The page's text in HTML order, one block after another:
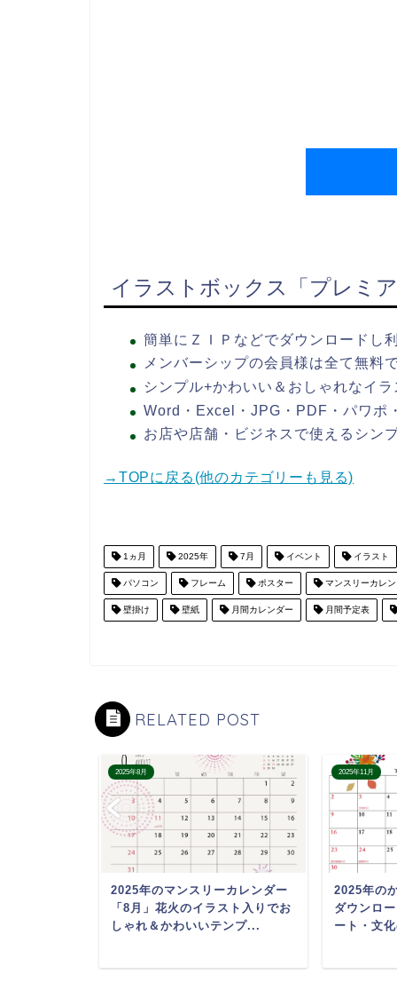
イラストボックス「プレミ
簡単にＺＩＰなどでダウンロードし
メンバーシップの会員様は全て無料
シンプル+かわいい＆おしゃれなイ
Word・Excel・JPG・PDF・パワポ
お店や店舗・ビジネスで使えるシン
→TOPに戻る(他のカテゴリーも見る)
1ヵ月 2025年 7月 イベント イラスト
パソコン フレーム ポスター マンスリーカレ
壁掛け 壁紙 月間カレンダー 月間予定表
RELATED POST
2025年8月
2025年のマンスリーカレンダー
「8月」花火のイラスト入りでお
しゃれ＆かわいいテンプ...
2025年11月
2025年の
ダウンロ
ート・文